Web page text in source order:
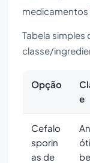
medicamentos
Tabela simples
classe/
Opção
e
Cefalo
sporin
as de